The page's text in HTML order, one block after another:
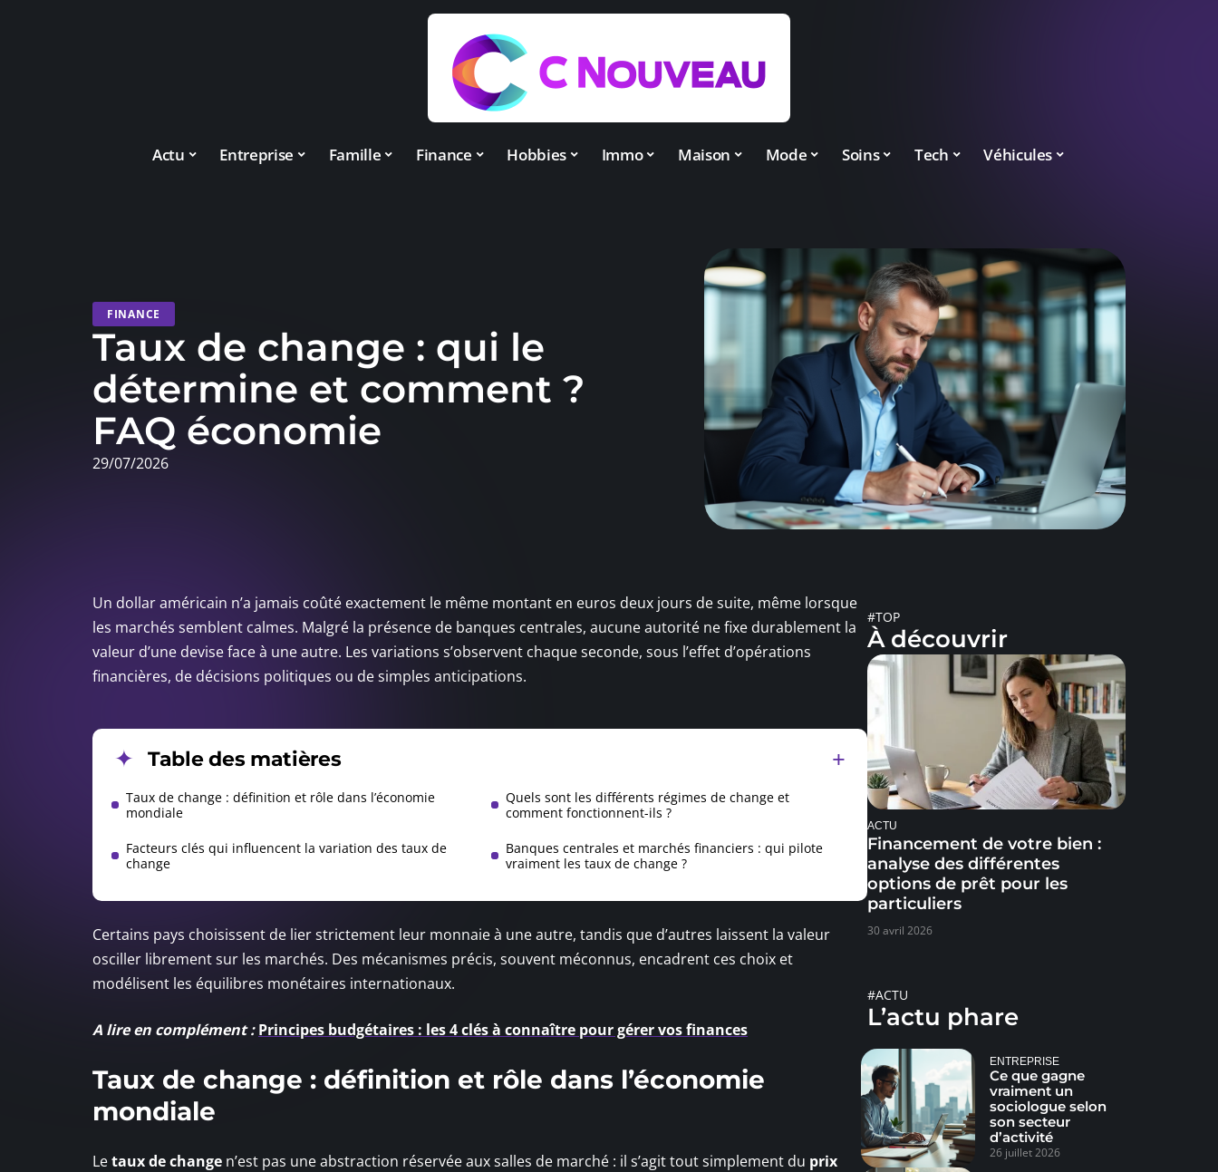
Actu Entreprise Famille Finance Hobbies Immo Maison Mode Soins Tech Véhicules
FINANCE
Taux de change : qui le
détermine et comment ?
FAQ économie
29/07/2026
Un dollar américain n’a jamais coûté exactement le même montant en euros deux jours de suite, même lorsque
les marchés semblent calmes. Malgré la présence de banques centrales, aucune autorité ne fixe durablement la
valeur d’une devise face à une autre. Les variations s’observent chaque seconde, sous l’effet d’opérations
financières, de décisions politiques ou de simples anticipations.
Table des matières
Taux de change : définition et rôle dans l’économie
mondiale
Quels sont les différents régimes de change et
comment fonctionnent-ils ?
Facteurs clés qui influencent la variation des taux de
change
Banques centrales et marchés financiers : qui pilote
vraiment les taux de change ?
Certains pays choisissent de lier strictement leur monnaie à une autre, tandis que d’autres laissent la valeur
osciller librement sur les marchés. Des mécanismes précis, souvent méconnus, encadrent ces choix et
modélisent les équilibres monétaires internationaux.
A lire en complément : Principes budgétaires : les 4 clés à connaître pour gérer vos finances
Taux de change : définition et rôle dans l’économie
mondiale
Letaux de change n’est pas une abstraction réservée aux salles de marché : il s’agit tout simplement du prix
#TOP
À découvrir
ACTU
Financement de votre bien :
analyse des différentes
options de prêt pour les
particuliers
30 avril 2026
#ACTU
L’actu phare
ENTREPRISE
Ce que gagne
vraiment un
sociologue selon
son secteur
d’activité
26 juillet 2026